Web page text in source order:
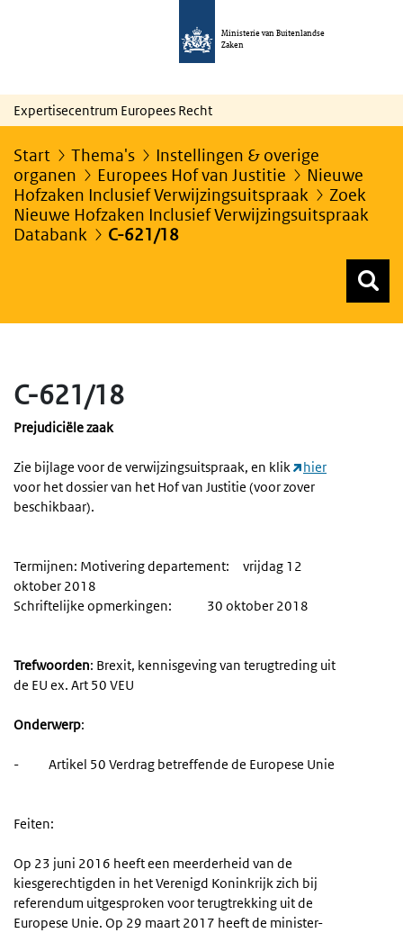
Ministerie van Buitenlandse
Zaken
Expertisecentrum Europees Recht
Start Thema's
Instellingen & overige
organen
Europees Hof van Justitie
Nieuwe
Hofzaken Inclusief Verwijzingsuitspraak
Zoek
Nieuwe Hofzaken Inclusief Verwijzingsuitspraak
Databank
C-621/18
C-621/18
Prejudiciële zaak
Zie bijlage voor de verwijzingsuitspraak, en klik
hier
voor het dossier van het Hof van Justitie (voor zover
beschikbaar).
Termijnen: Motivering departement: vrijdag 12
oktober 2018
Schriftelijke opmerkingen: 30 oktober 2018
Trefwoorden: Brexit, kennisgeving van terugtreding uit
de EU ex. Art 50 VEU
Onderwerp:
- Artikel 50 Verdrag betreffende de Europese Unie
Feiten:
Op 23 juni 2016 heeft een meerderheid van de
kiesgerechtigden in het Verenigd Koninkrijk zich bij
referendum uitgesproken voor terugtrekking uit de
Europese Unie. Op 29 maart 2017 heeft de minister-